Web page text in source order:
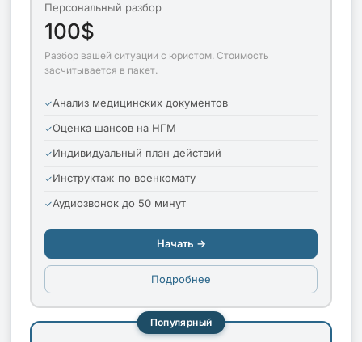
Персональный разбор
100$
Разбор вашей ситуации с юристом. Стоимость
засчитывается в пакет.
Анализ медицинских документов
Оценка шансов на НГМ
Индивидуальный план действий
Инструктаж по военкомату
Аудиозвонок до 50 минут
Начать →
Подробнее
Популярный